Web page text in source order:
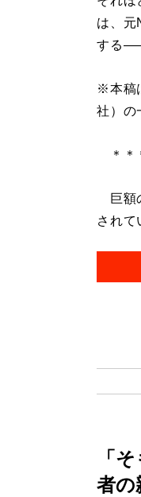
は、元
する
※本稿
社）の
＊＊
巨額
されて
「
者